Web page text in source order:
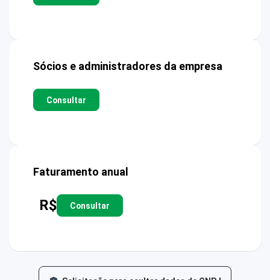
Sócios e administradores da empresa
Consultar
Faturamento anual
R$ Consultar